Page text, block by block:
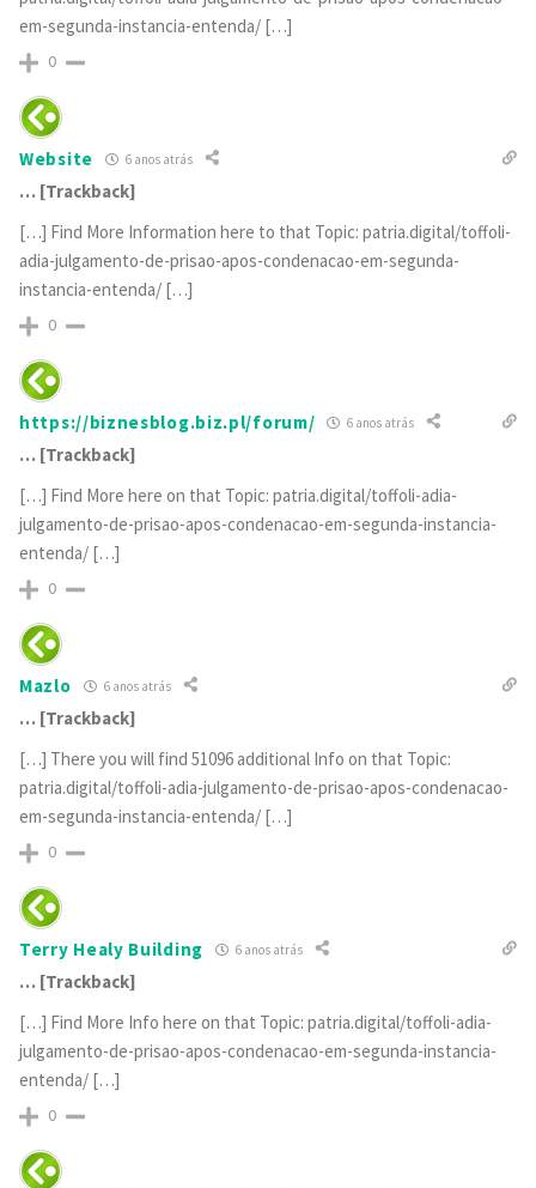
em-segunda-instancia-entenda/ […]
0
Website 6 anos atrás
… [Trackback]
[…] Find More Information here to that Topic: patria.digital/toffoli-
adia-julgamento-de-prisao-apos-condenacao-em-segunda-
instancia-entenda/ […]
0
https://biznesblog.biz.pl/forum/ 6 anos atrás
… [Trackback]
[…] Find More here on that Topic: patria.digital/toffoli-adia-
julgamento-de-prisao-apos-condenacao-em-segunda-instancia-
entenda/ […]
0
Mazlo 6 anos atrás
… [Trackback]
[…] There you will find 51096 additional Info on that Topic:
patria.digital/toffoli-adia-julgamento-de-prisao-apos-condenacao-
em-segunda-instancia-entenda/ […]
0
Terry Healy Building 6 anos atrás
… [Trackback]
[…] Find More Info here on that Topic: patria.digital/toffoli-adia-
julgamento-de-prisao-apos-condenacao-em-segunda-instancia-
entenda/ […]
0